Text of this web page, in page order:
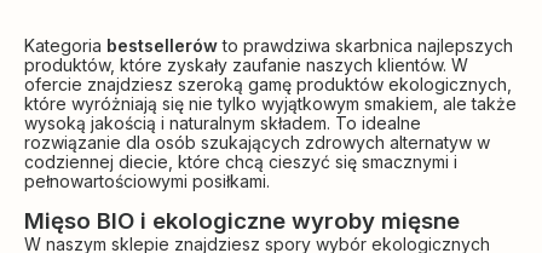
Kategoria bestsellerówto prawdziwa skarbnica najlepszych
produktów, które zyskały zaufanie naszych klientów. W
ofercie znajdziesz szeroką gamę produktów ekologicznych,
które wyróżniają się nie tylko wyjątkowym smakiem, ale także
wysoką jakością i naturalnym składem. To idealne
rozwiązanie dla osób szukających zdrowych alternatyw w
codziennej diecie, które chcą cieszyć się smacznymi i
pełnowartościowymi posiłkami.
Mięso BIO i ekologiczne wyroby mięsne
W naszym sklepie znajdziesz spory wybór ekologicznych